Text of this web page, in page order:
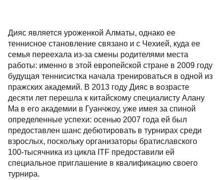
Дияс является уроженкой Алматы, однако ее
теннисное становление связано и с Чехией, куда ее
семья переехала из-за смены родителями места
работы: именно в этой европейской стране в 2009 году
будущая теннисистка начала тренироваться в одной из
пражских академий. В 2013 году Дияс в возрасте
десяти лет перешла к китайскому специалисту Алану
Ма в его академии в Гуанчжоу, уже имея за спиной
определенные успехи: осенью 2007 года ей был
предоставлен шанс дебютировать в турнирах среди
взрослых, поскольку организаторы братиславского
100-тысячника из цикла ITF предоставили ей
специальное приглашение в квалификацию своего
турнира.